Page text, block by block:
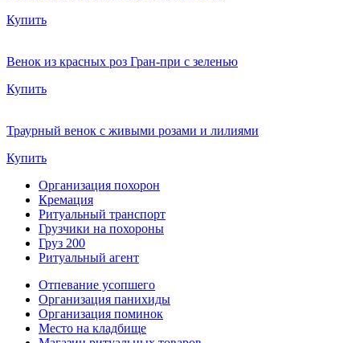
Купить
Венок из красных роз Гран-при с зеленью
Купить
Траурный венок с живыми розами и лилиями
Купить
Организация похорон
Кремация
Ритуальный транспорт
Грузчики на похороны
Груз 200
Ритуальный агент
Отпевание усопшего
Организация панихиды
Организация поминок
Место на кладбище